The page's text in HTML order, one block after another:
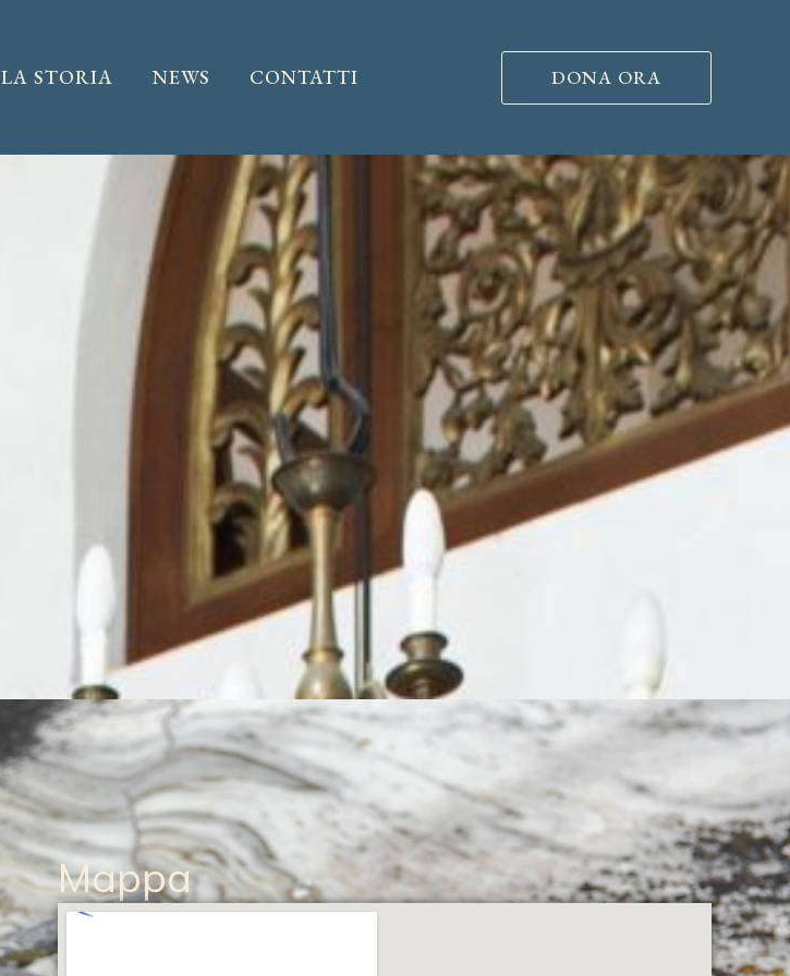
LA STORIA NEWS CONTATTI DONA ORA
Mappa